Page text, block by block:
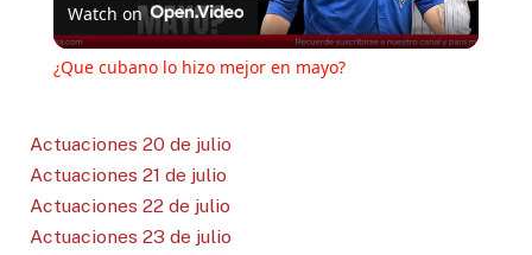
Video
Watch on
¿Que cubano lo hizo mejor en mayo?
Actuaciones 20 de julio
Actuaciones 21 de julio
Actuaciones 22 de julio
Actuaciones 23 de julio